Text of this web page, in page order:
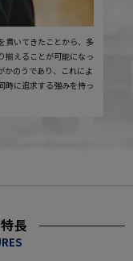
貫いてきたことから、多
揃えることが可能になっ
かのうであり、これによ
時に追求する強みを持っ
長